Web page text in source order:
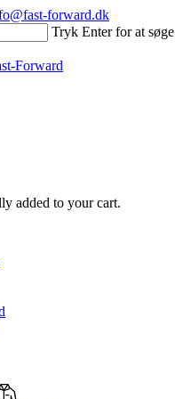
forward.dk
Tryk Enter for at
added to your cart.